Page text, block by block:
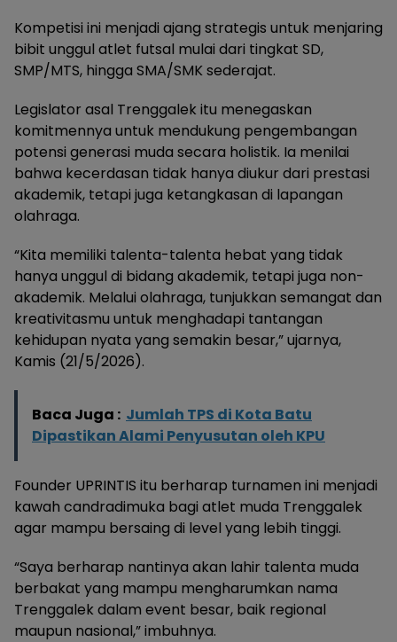
Kompetisi ini menjadi ajang strategis untuk menjaring
bibit unggul atlet futsal mulai dari tingkat SD,
SMP/MTS, hingga SMA/SMK sederajat.
Legislator asal Trenggalek itu menegaskan
komitmennya untuk mendukung pengembangan
potensi generasi muda secara holistik. Ia menilai
bahwa kecerdasan tidak hanya diukur dari prestasi
akademik, tetapi juga ketangkasan di lapangan
olahraga.
“Kita memiliki talenta-talenta hebat yang tidak
hanya unggul di bidang akademik, tetapi juga non-
akademik. Melalui olahraga, tunjukkan semangat dan
kreativitasmu untuk menghadapi tantangan
kehidupan nyata yang semakin besar,” ujarnya,
Kamis (21/5/2026).
Baca Juga : Jumlah TPS di Kota Batu
Dipastikan Alami Penyusutan oleh KPU
Founder UPRINTIS itu berharap turnamen ini menjadi
kawah candradimuka bagi atlet muda Trenggalek
agar mampu bersaing di level yang lebih tinggi.
“Saya berharap nantinya akan lahir talenta muda
berbakat yang mampu mengharumkan nama
Trenggalek dalam event besar, baik regional
maupun nasional,” imbuhnya.